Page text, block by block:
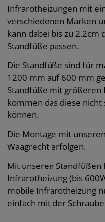
Infrarotheizungen mit
verschiedenen Marken
kann dabei bis zu 2.2cm
Standfüße passen.
Die Standfüße sind für
1200 mm auf 600 mm
Standfüße mit größeren
kommen das diese
können.
Die Montage mit
Waagrecht erfolgen.
Mit unseren Standfüßen
Infrarotheizung (bis
mobile Infrarotheizung
einfach mit der